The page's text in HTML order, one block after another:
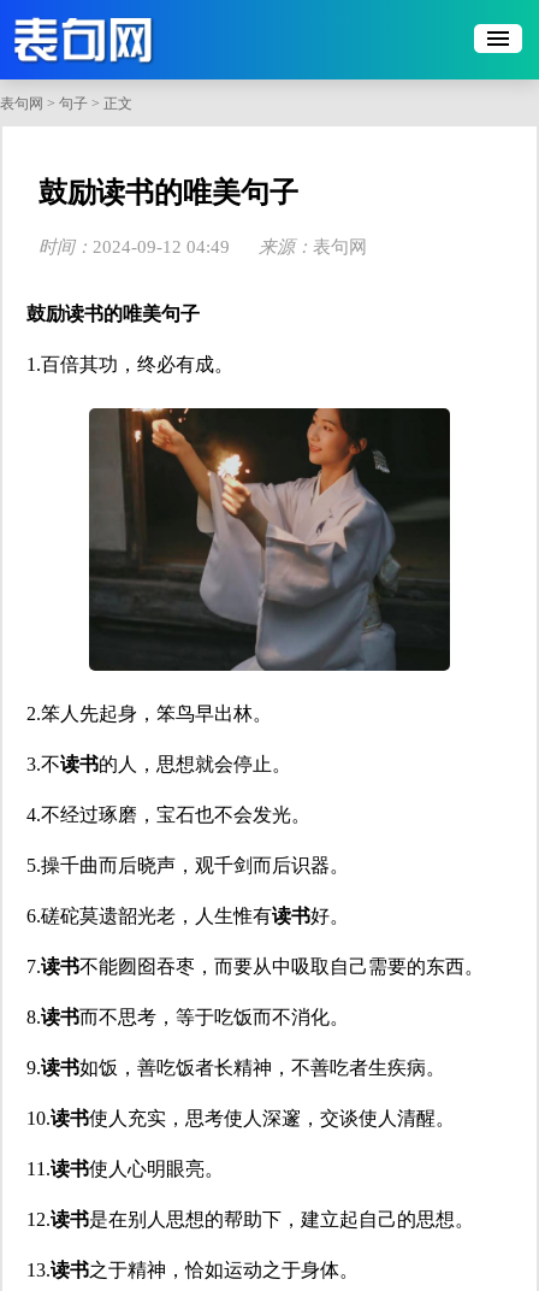
表句网 > 句子 > 正文
​鼓励读书的唯美句子
时间： 2024-09-12 04:49 来源： 表句网
鼓励读书的唯美句子
1.百倍其功，终必有成。
2.笨人先起身，笨鸟早出林。
3.不读书的人，思想就会停止。
4.不经过琢磨，宝石也不会发光。
5.操千曲而后晓声，观千剑而后识器。
6.磋砣莫遗韶光老，人生惟有读书好。
7.读书不能囫囵吞枣，而要从中吸取自己需要的东西。
8.读书而不思考，等于吃饭而不消化。
9.读书如饭，善吃饭者长精神，不善吃者生疾病。
10.读书使人充实，思考使人深邃，交谈使人清醒。
11.读书使人心明眼亮。
12.读书是在别人思想的帮助下，建立起自己的思想。
13.读书之于精神，恰如运动之于身体。